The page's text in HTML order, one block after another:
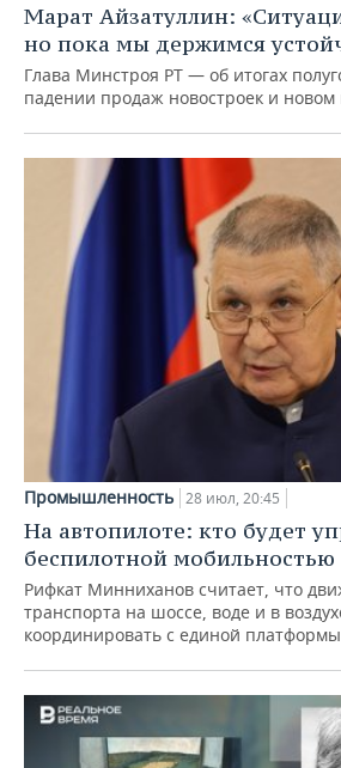
Марат Айзатуллин:
но пока мы держимся
Глава Минстроя РТ — об итогах
падении продаж новостроек и новом
Промышленность 28 июл, 20:45
На автопилоте: кто будет
беспилотной мобильностью
Рифкат Минниханов считает, что
транспорта на шоссе, воде и в
координировать с единой платформы